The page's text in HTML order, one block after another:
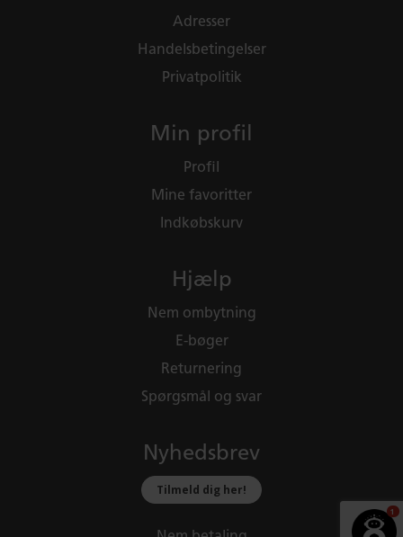
Adresser
Handelsbetingelser
Privatpolitik
Min profil
Profil
Mine favoritter
Indkøbskurv
Hjælp
Nem ombytning
E-bøger
Returnering
Spørgsmål og svar
Nyhedsbrev
Tilmeld dig her!
1